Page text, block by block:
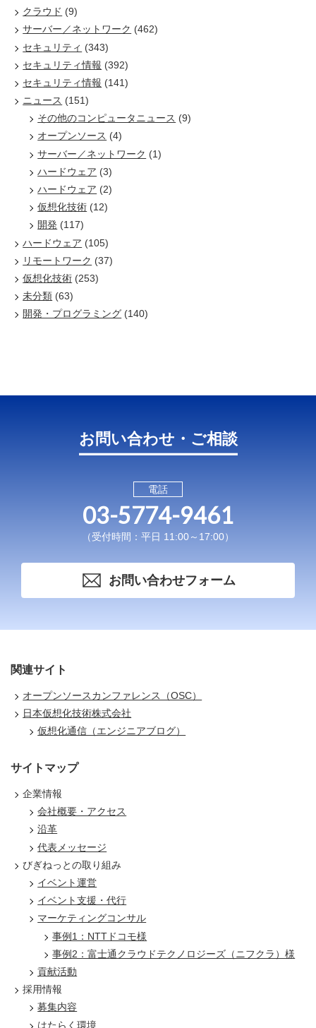
クラウド (9)
サーバー／ネットワーク (462)
セキュリティ (343)
セキュリティ情報 (392)
セキュリティ情報 (141)
ニュース (151)
その他のコンピュータニュース (9)
オープンソース (4)
サーバー／ネットワーク (1)
ハードウェア (3)
ハードウェア (2)
仮想化技術 (12)
開発 (117)
ハードウェア (105)
リモートワーク (37)
仮想化技術 (253)
未分類 (63)
開発・プログラミング (140)
お問い合わせ・ご相談
電話
03-5774-9461
（受付時間：平日 11:00～17:00）
お問い合わせフォーム
関連サイト
オープンソースカンファレンス（OSC）
日本仮想化技術株式会社
仮想化通信（エンジニアブログ）
サイトマップ
企業情報
会社概要・アクセス
沿革
代表メッセージ
びぎねっとの取り組み
イベント運営
イベント支援・代行
マーケティングコンサル
事例1：NTTドコモ様
事例2：富士通クラウドテクノロジーズ（ニフクラ）様
貢献活動
採用情報
募集内容
はたらく環境